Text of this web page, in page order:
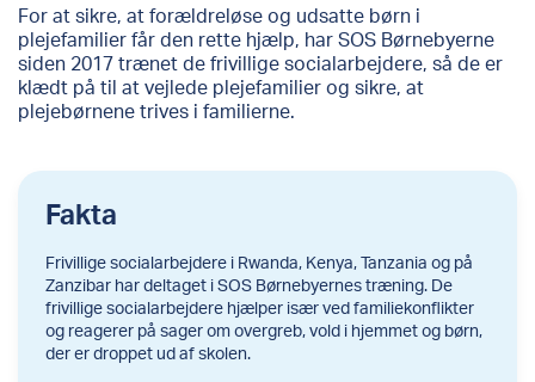
For at sikre, at forældreløse og udsatte børn i
plejefamilier får den rette hjælp, har SOS Børnebyerne
siden 2017 trænet de frivillige socialarbejdere, så de er
klædt på til at vejlede plejefamilier og sikre, at
plejebørnene trives i familierne.
Fakta
Frivillige socialarbejdere i Rwanda, Kenya, Tanzania og på
Zanzibar har deltaget i SOS Børnebyernes træning. De
frivillige socialarbejdere hjælper især ved familiekonflikter
og reagerer på sager om overgreb, vold i hjemmet og børn,
der er droppet ud af skolen.